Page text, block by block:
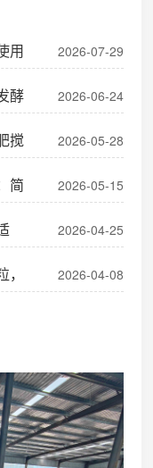
用
2026-07-29
酵
2026-06-24
搅
2026-05-28
简
2026-05-15
2026-04-25
2026-04-08